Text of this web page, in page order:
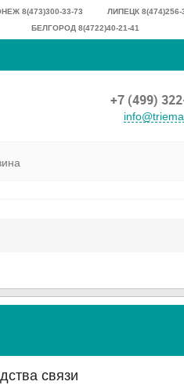
8(473)300-33-73
ЛИПЕЦК 8(474)256-
БЕЛГОРОД 8(4722)40-21-41
+7 (499)
связи